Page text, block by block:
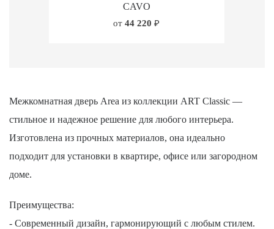
CAVO
от44 220 ₽
Межкомнатная дверь Area из коллекции ART Classic —
стильное и надежное решение для любого интерьера.
Изготовлена из прочных материалов, она идеально
подходит для установки в квартире, офисе или загородном
доме.
Преимущества:
- Современный дизайн, гармонирующий с любым стилем.